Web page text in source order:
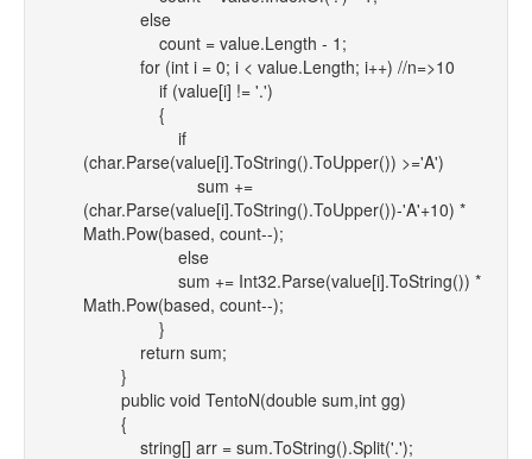
else
count = value.Length - 1;
for (int i = 0; i < value.Length; i++) //n=>10
if (value[i] != '.')
{
if
(char.Parse(value[i].ToString().ToUpper()) >='A')
sum +=
(char.Parse(value[i].ToString().ToUpper())-'A'+10) *
Math.Pow(based, count--);
else
sum += Int32.Parse(value[i].ToString()) *
Math.Pow(based, count--);
}
return sum;
}
public void TentoN(double sum,int gg)
{
string[] arr = sum.ToString().Split('.');